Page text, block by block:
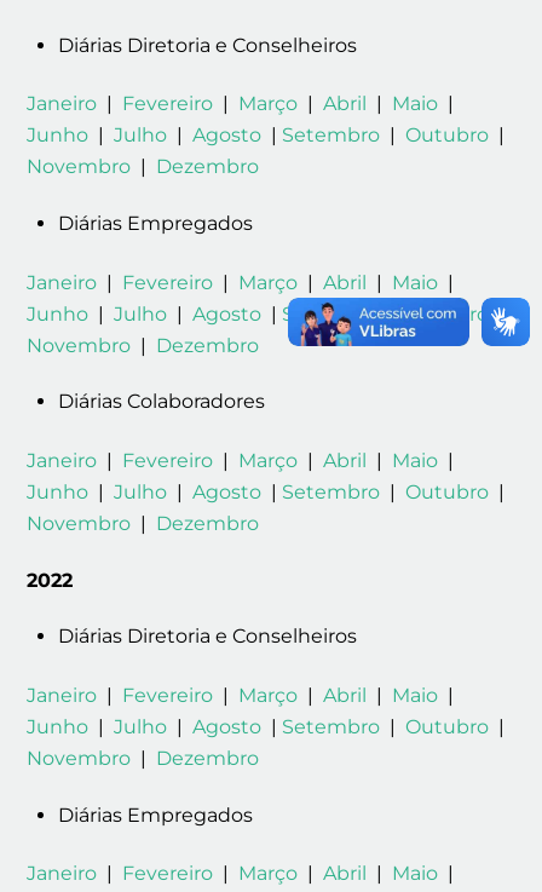
Diárias Diretoria e Conselheiros
Janeiro | Fevereiro | Março |Abril | Maio |
Junho |Julho |Agosto | Setembro |Outubro |
Novembro | Dezembro
Diárias Empregados
Janeiro | Fevereiro | Março |Abril | Maio |
Junho |Julho |Agosto | Setembro|Outubro |
Novembro | Dezembro
Diárias Colaboradores
Janeiro | Fevereiro | Março |Abril | Maio |
Junho |Julho |Agosto | Setembro |Outubro |
Novembro | Dezembro
2022
Diárias Diretoria e Conselheiros
Janeiro | Fevereiro | Março |Abril | Maio |
Junho |Julho |Agosto | Setembro |Outubro |
Novembro | Dezembro
Diárias Empregados
Janeiro | Fevereiro | Março |Abril | Maio |